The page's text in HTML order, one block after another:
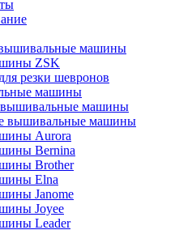
машины
ZSK
резки шевронов
машины
машины
вышивальные машины
Aurora
Bernina
Brother
Elna
Janome
Joyee
Leader